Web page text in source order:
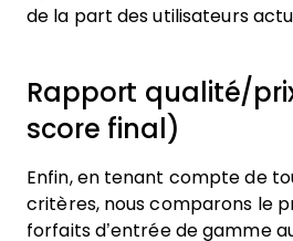
de la part des utilisateurs
Rapport qualité/
score final)
Enfin, en tenant compte de
critères, nous comparons le
forfaits d’entrée de gamme